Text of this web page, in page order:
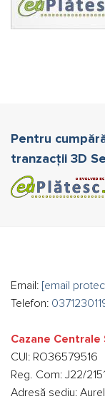
Pentru
tranzacții 3D
Email: [email
Telefon:
Cazane Centrale
CUI: RO36579516
Reg. Com: J22/
Adresă sediu: